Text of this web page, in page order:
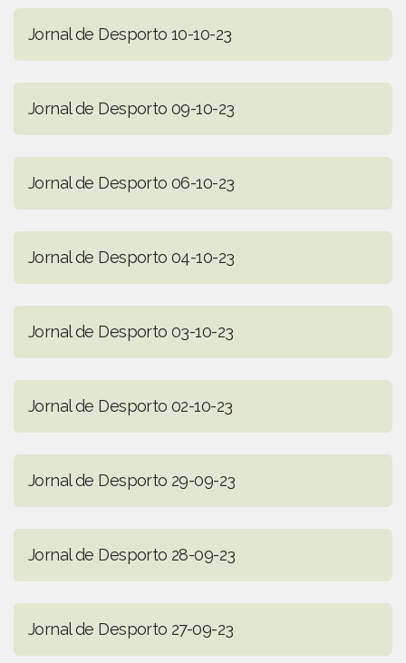
Jornal de Desporto 10-10-23
Jornal de Desporto 09-10-23
Jornal de Desporto 06-10-23
Jornal de Desporto 04-10-23
Jornal de Desporto 03-10-23
Jornal de Desporto 02-10-23
Jornal de Desporto 29-09-23
Jornal de Desporto 28-09-23
Jornal de Desporto 27-09-23